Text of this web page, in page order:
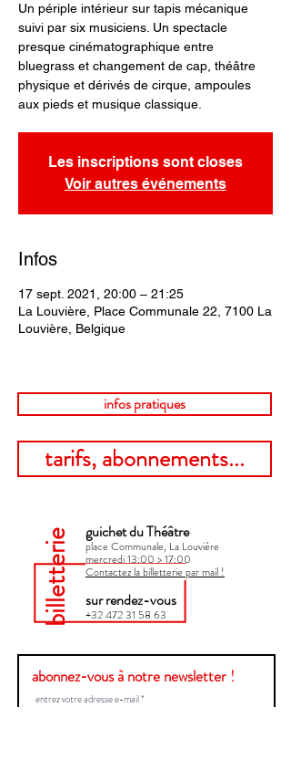
Un périple intérieur sur tapis mécanique
suivi par six musiciens. Un spectacle
presque cinématographique entre
bluegrass et changement de cap, théâtre
physique et dérivés de cirque, ampoules
aux pieds et musique classique.
Les inscriptions sont closes
Voir autres événements
Infos
17 sept. 2021, 20:00 – 21:25
La Louvière, Place Communale 22, 7100 La
Louvière, Belgique
infos pratiques
tarifs, abonnements...
billetterie guichet du Théâtre
place Communale, La Louvière
mercredi 13:00 > 17:00​
Contactez la billetterie par mail !
sur rendez-vous
+32 472 31 58 63
abonnez-vous à notre newsletter !